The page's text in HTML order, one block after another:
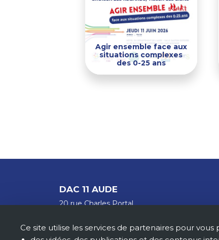
Agir ensemble face aux
situations complexes
des 0-25 ans
DAC 11 AUDE
20 rue Charles Portal
contact@dac11.fr
Ce site utilise les services de partenaires pour vous